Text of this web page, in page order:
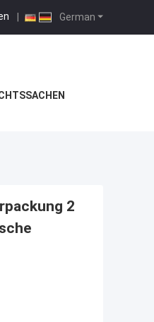
German
|
2